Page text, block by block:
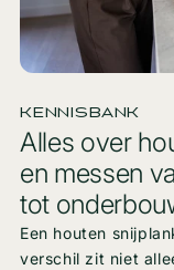
KENNISBANK
Alles over
en messen
tot
Een houten
verschil zit niet